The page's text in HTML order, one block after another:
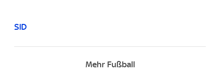
SID
Mehr Fußball